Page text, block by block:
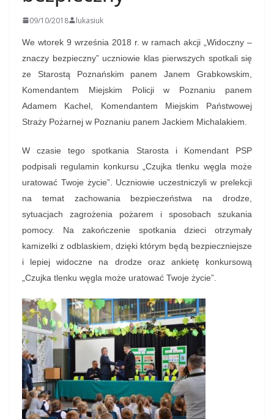
09/10/2018 lukasiuk
We wtorek 9 września 2018 r. w ramach akcji „Widoczny –
znaczy bezpieczny” uczniowie klas pierwszych spotkali się
ze Starostą Poznańskim panem Janem Grabkowskim,
Komendantem Miejskim Policji w Poznaniu panem
Adamem Kachel, Komendantem Miejskim Państwowej
Straży Pożarnej w Poznaniu panem Jackiem Michalakiem.
W czasie tego spotkania Starosta i Komendant PSP
podpisali regulamin konkursu „Czujka tlenku węgla może
uratować Twoje życie”. Uczniowie uczestniczyli w prelekcji
na temat zachowania bezpieczeństwa na drodze,
sytuacjach zagrożenia pożarem i sposobach szukania
pomocy. Na zakończenie spotkania dzieci otrzymały
kamizelki z odblaskiem, dzięki którym będą bezpieczniejsze
i lepiej widoczne na drodze oraz ankietę konkursową
„Czujka tlenku węgla może uratować Twoje życie”.